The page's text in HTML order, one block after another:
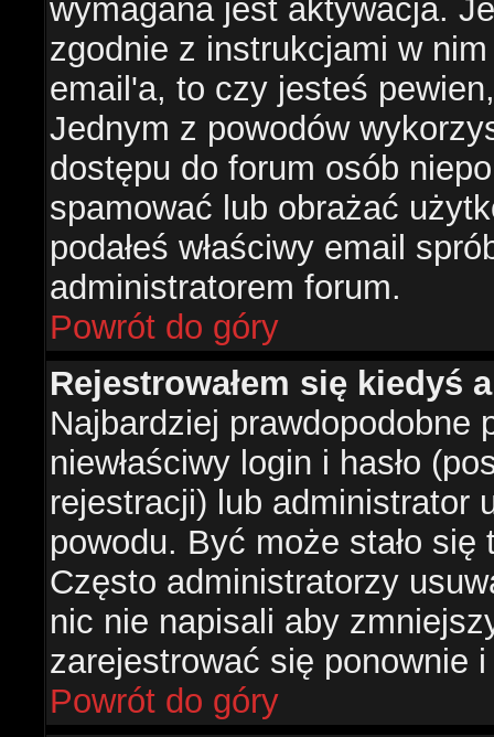
wymagana jest aktywacja.
zgodnie z instrukcjami w
email'a, to czy jesteś
Jednym z powodów
dostępu do forum osób
spamować lub obrażać
podałeś właściwy email
administratorem forum.
Powrót do góry
Rejestrowałem się kiedyś
Najbardziej prawdopodobne
niewłaściwy login i hasło
rejestracji) lub administrator
powodu. Być może stało
Często administratorzy
nic nie napisali aby
zarejestrować się ponownie
Powrót do góry